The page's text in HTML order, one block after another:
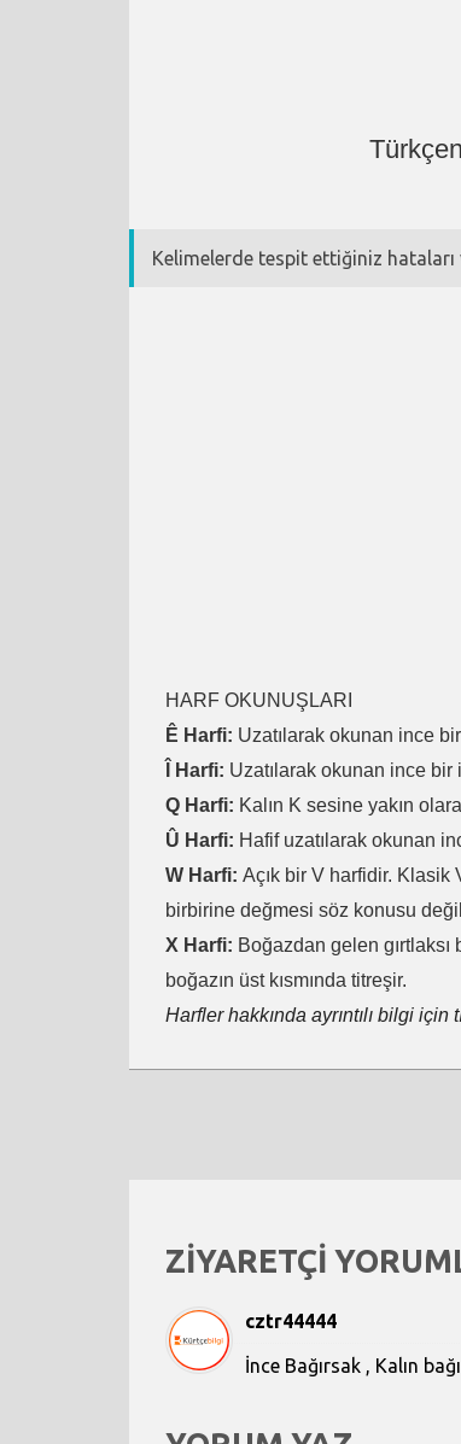
Kelimelerde tespit ettiğiniz hataları
HARF OKUNUŞLARI
Ê Harfi: Uzatılarak okunan ince
Î Harfi: Uzatılarak okunan ince bir
Q Harfi: Kalın K sesine yakın
Û Harfi: Hafif uzatılarak okunan
W Harfi: Açık bir V harfidir. Klasik
birbirine değmesi söz konusu
X Harfi: Boğazdan gelen gırtlaksı
boğazın üst kısmında titreşir.
Harfler hakkında ayrıntılı bilgi için
ZİYARETÇİ
cztr44444
İnce Bağırsak , Kalın